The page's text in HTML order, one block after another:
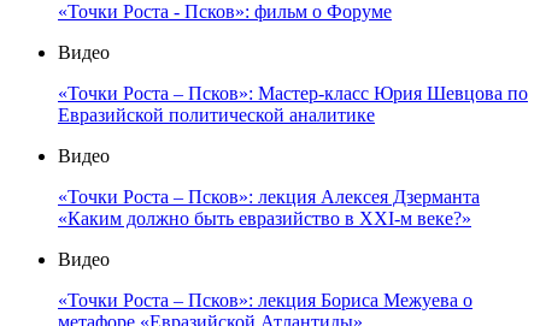
«Точки Роста - Псков»: фильм о Форуме
Видео
«Точки Роста – Псков»: Мастер-класс Юрия Шевцова по
Евразийской политической аналитике
Видео
«Точки Роста – Псков»: лекция Алексея Дзерманта
«Каким должно быть евразийство в XXI-м веке?»
Видео
«Точки Роста – Псков»: лекция Бориса Межуева о